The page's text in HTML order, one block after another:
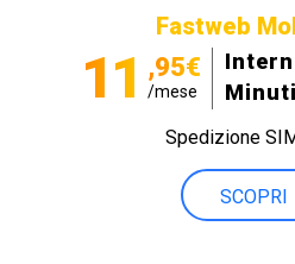
Fastweb
11 ,95€
/mese
Spedizione
SCOPRI